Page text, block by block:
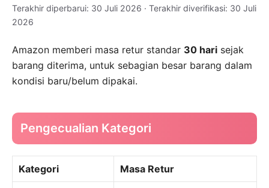
Terakhir diperbarui: 30 Juli 2026 · Terakhir diverifikasi: 30 Juli
2026
Amazon memberi masa retur standar 30 hari sejak
barang diterima, untuk sebagian besar barang dalam
kondisi baru/belum dipakai.
Pengecualian Kategori
Kategori Masa Retur